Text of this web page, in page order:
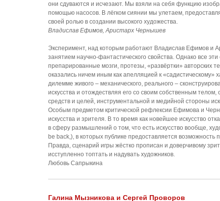
они сдуваются и исчезают. Мы взяли на себя функцию
помощью насосов. В лёгком сиянии мы улетаем,
своей ролью в создании высокого художества.
Владислав Ефимов, Аристарх Чернышев
Эксперимент, над которым работают Владислав Ефимов и
занятием научно-фантастического свойства. Однако все
препарированные мозги, протезы, «развёртки» авторских
оказались ничем иным как апелляцией к «садистическому»
дилемме живого – механического, реального –
искусства и отождествляя его со своим собственным
средств и целей, инструментальной и медийной стороны
Особым предметом критической рефлексии Ефимова и
искусства и зрителя. В то время как новейшее искусство
в сферу размышлений о том, что есть искусство вообще,
be back,), в которых публике предоставляется возможность
Правда, сценарий игры жёстко прописан и доверчивому
исступленно топтать и надувать художников.
Любовь Сапрыкина
Галина Мызникова и Сергей Проворов